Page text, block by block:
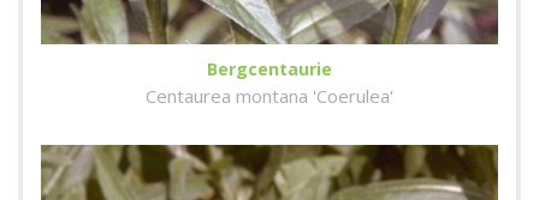
Bergcentaurie
Centaurea montana 'Coerulea'